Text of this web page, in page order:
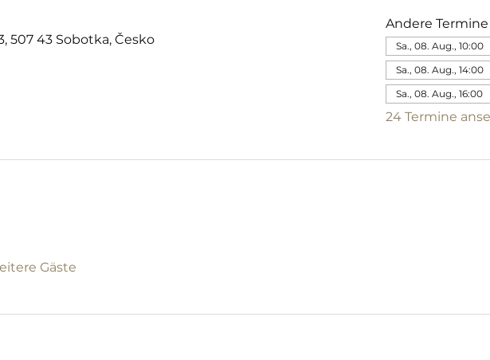
507 43 Sobotka, Česko
Andere Termine
Sa., 08. Aug., 10:00
Sa., 08. Aug., 14:00
Sa., 08. Aug., 16:00
24 Termine
Gäste